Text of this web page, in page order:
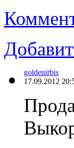
goldenirbis
17.09.2012